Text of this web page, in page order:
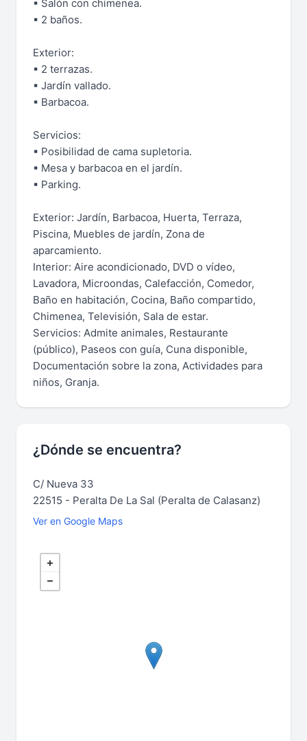
▪ Salón con chimenea.
▪ 2 baños.
Exterior:
▪ 2 terrazas.
▪ Jardín vallado.
▪ Barbacoa.
Servicios:
▪ Posibilidad de cama supletoria.
▪ Mesa y barbacoa en el jardín.
▪ Parking.
Exterior: Jardín, Barbacoa, Huerta, Terraza,
Piscina, Muebles de jardín, Zona de
aparcamiento.
Interior: Aire acondicionado, DVD o vídeo,
Lavadora, Microondas, Calefacción, Comedor,
Baño en habitación, Cocina, Baño compartido,
Chimenea, Televisión, Sala de estar.
Servicios: Admite animales, Restaurante
(público), Paseos con guía, Cuna disponible,
Documentación sobre la zona, Actividades para
niños, Granja.
¿Dónde se encuentra?
C/ Nueva 33
22515 - Peralta De La Sal (Peralta de Calasanz)
Ver en Google Maps